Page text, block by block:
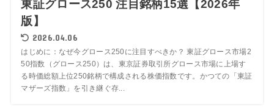
東証グロース250 注目銘柄15選【2026年
版】
2026.04.06
はじめに：なぜ今グロース250に注目すべきか？ 東証グロース市場2
50指数（グロース250）は、東京証券取引所グロース市場に上場す
る時価総額上位250銘柄で構成される株価指数です。かつての「東証
マザーズ指数」を引き継ぐ存...